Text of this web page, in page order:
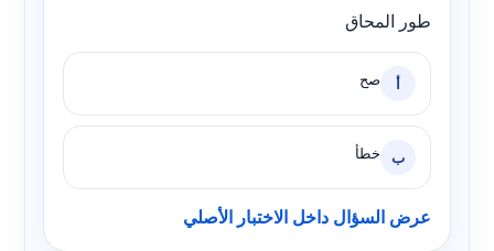
طور المحاق
أ صح
ب خطأ
عرض السؤال داخل الاختبار الأصلي